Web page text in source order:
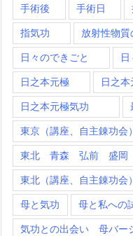
手術後 手術日
指気功 放射性物質
日々のできごと
日之本元極 日之
日之本元極気功
東京（講座、自主錬功会
東北 青森 弘前 盛岡
東北（講座、自主錬功会
母と気功 母と私への
気功との出会い 母バー